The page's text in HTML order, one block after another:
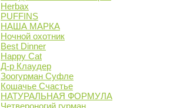
Herbax
PUFFINS
НАША МАРКА
Ночной охотник
Best Dinner
Happy Cat
Д-р Клаудер
Зоогурман Суфле
Кошачье Счастье
НАТУРАЛЬНАЯ ФОРМУЛА
Четвероногий гурман